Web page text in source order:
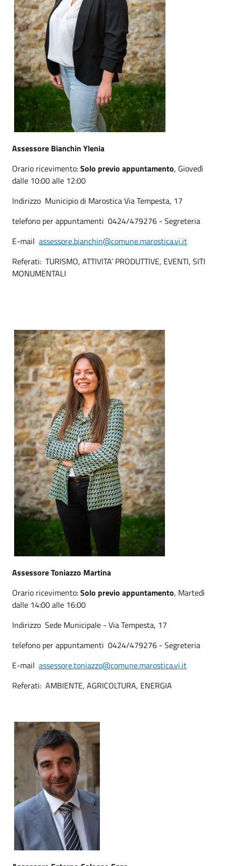
Assessore Bianchin Ylenia
Orario ricevimento:Solo previo appuntamento, Giovedì
dalle 10:00 alle 12:00
Indirizzo Municipio di Marostica Via Tempesta, 17
telefono per appuntamenti 0424/479276 - Segreteria
E-mail assessore.bianchin@comune.marostica.vi.it
Referati: TURISMO, ATTIVITA’ PRODUTTIVE, EVENTI, SITI
MONUMENTALI
Assessore Toniazzo Martina
Orario ricevimento:Solo previo appuntamento, Martedì
dalle 14:00 alle 16:00
Indirizzo Sede Municipale - Via Tempesta, 17
telefono per appuntamenti 0424/479276 - Segreteria
E-mail assessore.toniazzo@comune.marostica.vi.it
Referati: AMBIENTE, AGRICOLTURA, ENERGIA